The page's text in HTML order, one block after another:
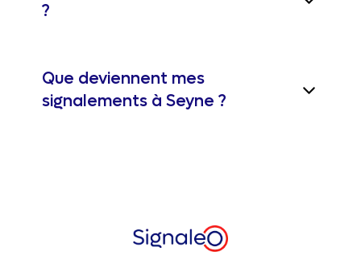
?
Que deviennent mes
signalements à Seyne ?